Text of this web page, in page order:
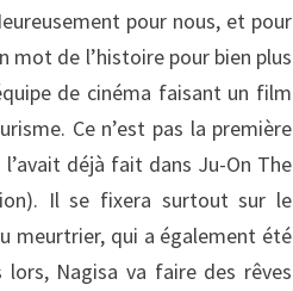
pour nous, et pour
mot de l’histoire pour bien plus
de cinéma faisant un film
Ce n’est pas la première
déjà fait dans Ju-On The
Il se fixera surtout sur le
meurtrier, qui a également été
lors, Nagisa va faire des rêves